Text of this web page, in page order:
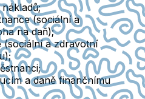
(sociální a
na daň);
(sociální a zdravotní
a daně finančnímu